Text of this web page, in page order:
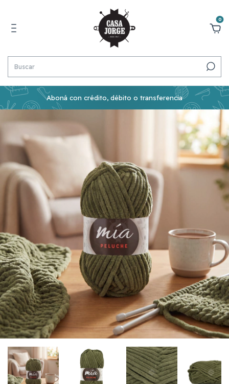
0
Aboná con crédito, débito o transferencia